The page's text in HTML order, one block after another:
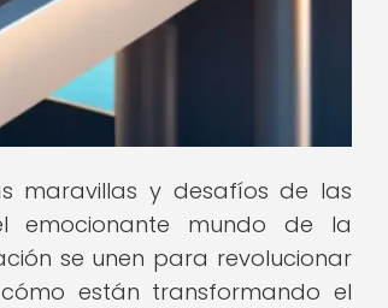
maravillas y desafíos de las
emocionante mundo de la
se unen para revolucionar
están transformando el